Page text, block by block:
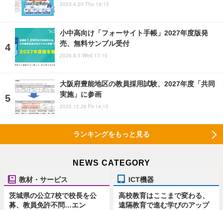
2023.4.20 Thu 19:15
小中高向け「フォーサイト手帳」2027年度版発
売、無料サンプル受付
2026.8.5 Wed 17:15
大阪府豊能地区の教員採用試験、2027年度「共同
実施」に参画
2025.12.26 Fri 14:15
ランキングをもっと見る
NEWS CATEGORY
教材・サービス
茨城県の公立7校で校長を公
募、教員免許不問…エン
ICT機器
高校教育はここまで変わる、
遠隔教育で進む学びのアップ